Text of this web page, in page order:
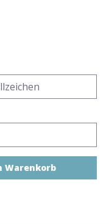
gewünschten
Warenkorb